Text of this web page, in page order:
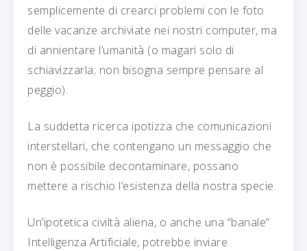
semplicemente di crearci problemi con le foto
delle vacanze archiviate nei nostri computer, ma
di annientare l’umanità (o magari solo di
schiavizzarla; non bisogna sempre pensare al
peggio).
La suddetta ricerca ipotizza che comunicazioni
interstellari, che contengano un messaggio che
non è possibile decontaminare, possano
mettere a rischio l’esistenza della nostra specie.
Un’ipotetica civiltà aliena, o anche una “banale”
Intelligenza Artificiale, potrebbe inviare